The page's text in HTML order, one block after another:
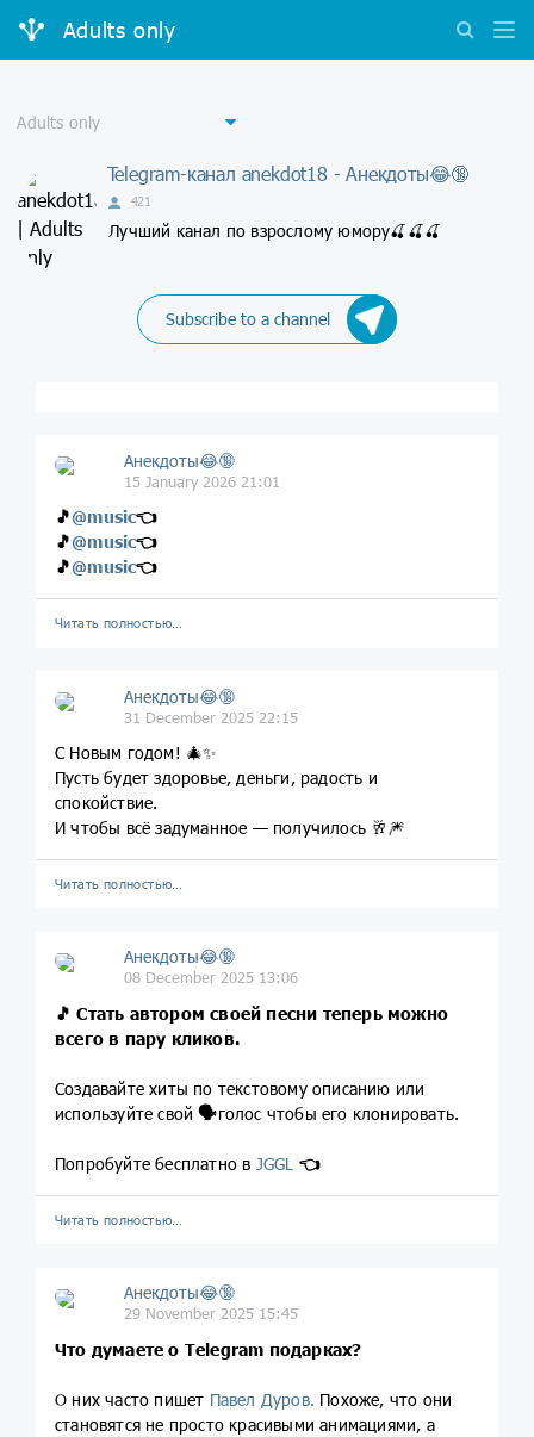
Adults only
Telegram-канал anekdot18 - Анекдоты😂🔞
421
Лучший канал по взрослому юмору🍒🍒🍒
Subscribe to a channel
Анекдоты😂🔞
15 January 2026 21:01
🎵@music👈
🎵@music👈
🎵@music👈
Читать полностью…
Анекдоты😂🔞
31 December 2025 22:15
С Новым годом! 🎄✨
Пусть будет здоровье, деньги, радость и
спокойствие.
И чтобы всё задуманное — получилось 🥂🎆
Читать полностью…
Анекдоты😂🔞
08 December 2025 13:06
🎵 Стать автором своей песни теперь можно
всего в пару кликов.
Создавайте хиты по текстовому описанию или
используйте свой🗣️голос чтобы его клонировать.
Попробуйте бесплатно в JGGL 👈
Читать полностью…
Анекдоты😂🔞
29 November 2025 15:45
Что думаете о Telegram подарках?
О них часто пишет Павел Дуров. Похоже, что они
становятся не просто красивыми анимациями, а